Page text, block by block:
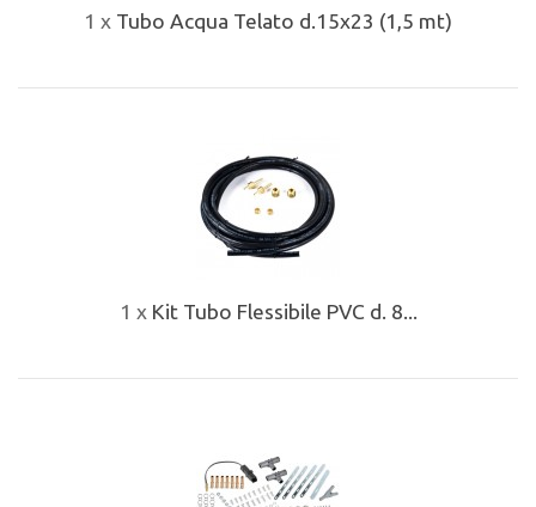
1 x Tubo Acqua Telato d.15x23 (1,5 mt)
1 x Kit Tubo Flessibile PVC d. 8...